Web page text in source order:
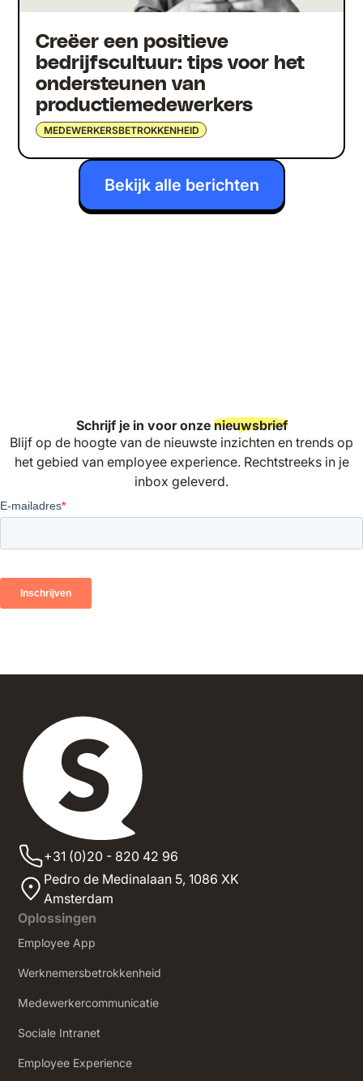
Creëer een positieve
bedrijfscultuur: tips voor het
ondersteunen van
productiemedewerkers
MEDEWERKERSBETROKKENHEID
Bekijk alle berichten
Schrijf je in voor onze nieuwsbrief
Blijf op de hoogte van de nieuwste inzichten en trends op
het gebied van employee experience. Rechtstreeks in je
inbox geleverd.
+31 (0)20 - 820 42 96
Pedro de Medinalaan 5,1086 XK
Amsterdam
Oplossingen
Employee App
Werknemersbetrokkenheid
Medewerkercommunicatie
Sociale Intranet
‍Employee Experience